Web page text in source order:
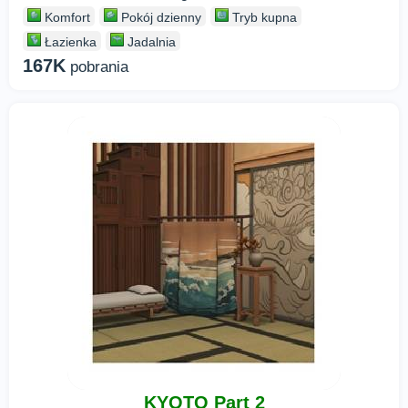
Komfort Pokój dzienny
Tryb kupna
Łazienka
Jadalnia
167K pobrania
KYOTO Part 2